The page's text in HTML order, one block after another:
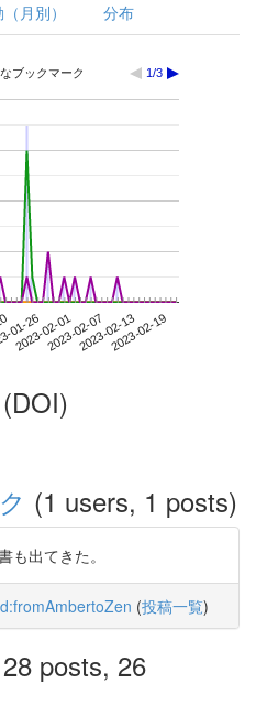
月別） 分布
ブックマーク 1/3
01-26
2023-02-012023-02-072023-02-132023-02-19
(1 users, 1 posts)
も出てきた。
(投稿一覧)
posts, 26